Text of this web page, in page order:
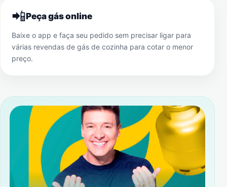
📲Peça gás online
Baixe o app e faça seu pedido sem precisar ligar para
várias revendas de gás de cozinha para cotar o menor
preço.